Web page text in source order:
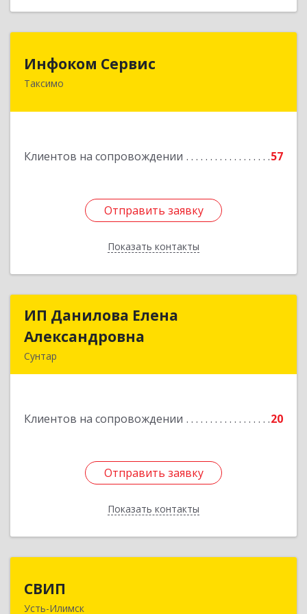
Инфоком Сервис
Таксимо
Клиентов на сопровождении 57
Отправить заявку
Показать контакты
671560, Республика Бурятия, Муйский р-н, пгт.
Отправить заявку
Назад
ИП Данилова Елена
Александровна
Сунтар
Клиентов на сопровождении 20
Отправить заявку
Показать контакты
ИП Данилова Елена
Отправить заявку
Назад
СВИП
Усть-Илимск666685, Иркутская обл, Усть-Илимск г,